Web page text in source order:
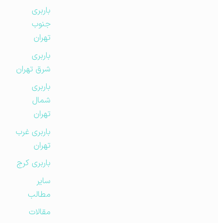
باربری
جنوب
تهران
باربری
شرق تهران
باربری
شمال
تهران
باربری غرب
تهران
باربری کرج
مطالب
مقالات